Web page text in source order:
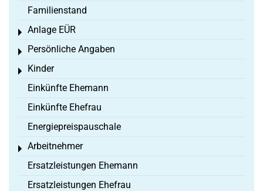
Familienstand
Anlage EÜR
Toggle menu
Persönliche Angaben
Toggle menu
Kinder
Toggle menu
Einkünfte Ehemann
Einkünfte Ehefrau
Energiepreispauschale
Arbeitnehmer
Toggle menu
Ersatzleistungen Ehemann
Ersatzleistungen Ehefrau